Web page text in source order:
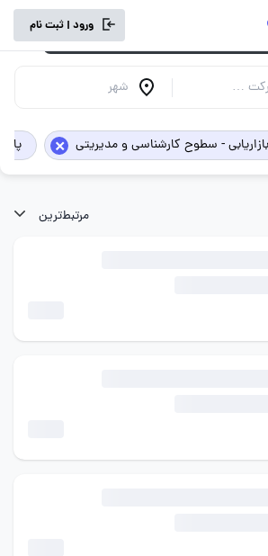
ورود | ثبت نام
… شهر
- سطوح کارشناسی و مدیریتی ×
برای تجربه کاربری بهتر و سرعت بالاتر، vpn
کنید.